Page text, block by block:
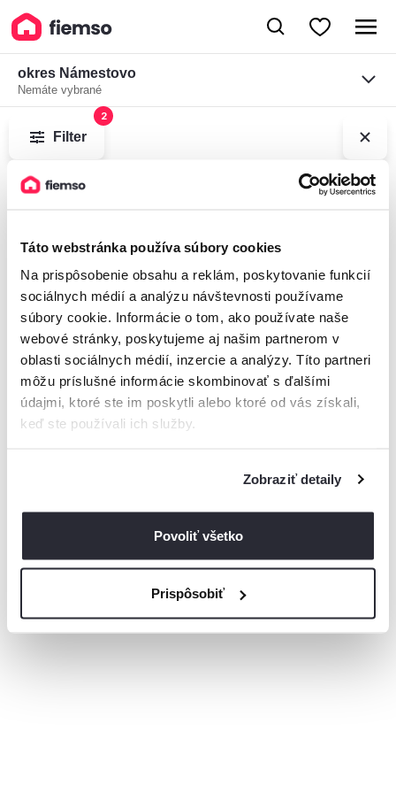
Táto webstránka používa súbory cookies
Na prispôsobenie obsahu a reklám, poskytovanie funkcií
sociálnych médií a analýzu návštevnosti používame
súbory cookie. Informácie o tom, ako používate naše
webové stránky, poskytujeme aj našim partnerom v
oblasti sociálnych médií, inzercie a analýzy. Títo partneri
môžu príslušné informácie skombinovať s ďalšími
údajmi, ktoré ste im poskytli alebo ktoré od vás získali,
keď ste používali ich služby.
Zobraziť detaily
Povoliť všetko
Prispôsobiť
okres Námestovo
Nemáte vybrané
Filter
2